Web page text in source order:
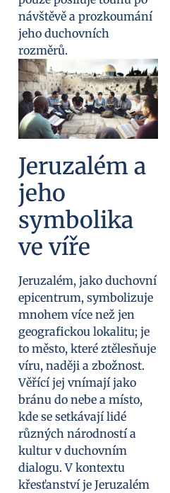
návštěvě a prozkoumání
jeho duchovních
rozměrů.
Jeruzalém a
jeho
symbolika
ve víře
Jeruzalém, jako duchovní
epicentrum, symbolizuje
mnohem více než jen
geografickou lokalitu; je
to město, které ztělesňuje
víru, naději a zbožnost.
Věřící jej vnímají jako
bránu do nebe a místo,
kde se setkávají lidé
různých národností a
kultur v duchovním
dialogu. V kontextu
křesťanství je Jeruzalém